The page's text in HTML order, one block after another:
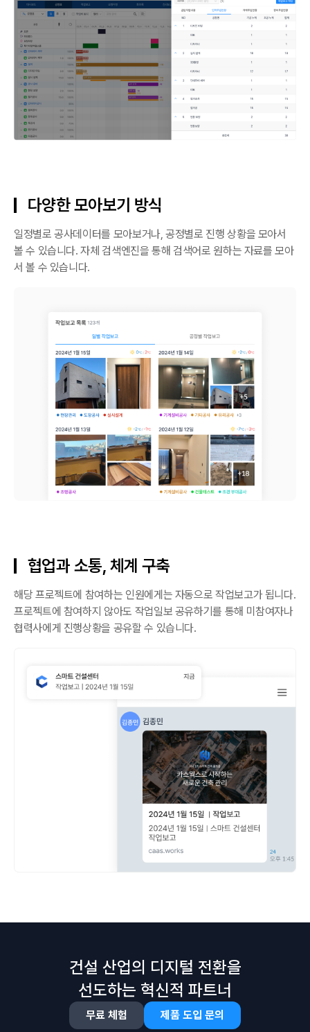
다양한 모아보기 방식
일정별로 공사데이터를 모아보거나, 공정별로 진행 상황을 모아서
볼 수 있습니다. 자체 검색엔진을 통해 검색어로 원하는 자료를 모아
서 볼 수 있습니다.
협업과 소통, 체계 구축
해당 프로젝트에 참여하는 인원에게는 자동으로 작업보고가 됩니다.
프로젝트에 참여하지 않아도 작업일보 공유하기를 통해 미참여자나
협력사에게 진행상황을 공유할 수 있습니다.
건설 산업의 디지털 전환을
선도하는 혁신적 파트너
무료 체험 제품 도입 문의